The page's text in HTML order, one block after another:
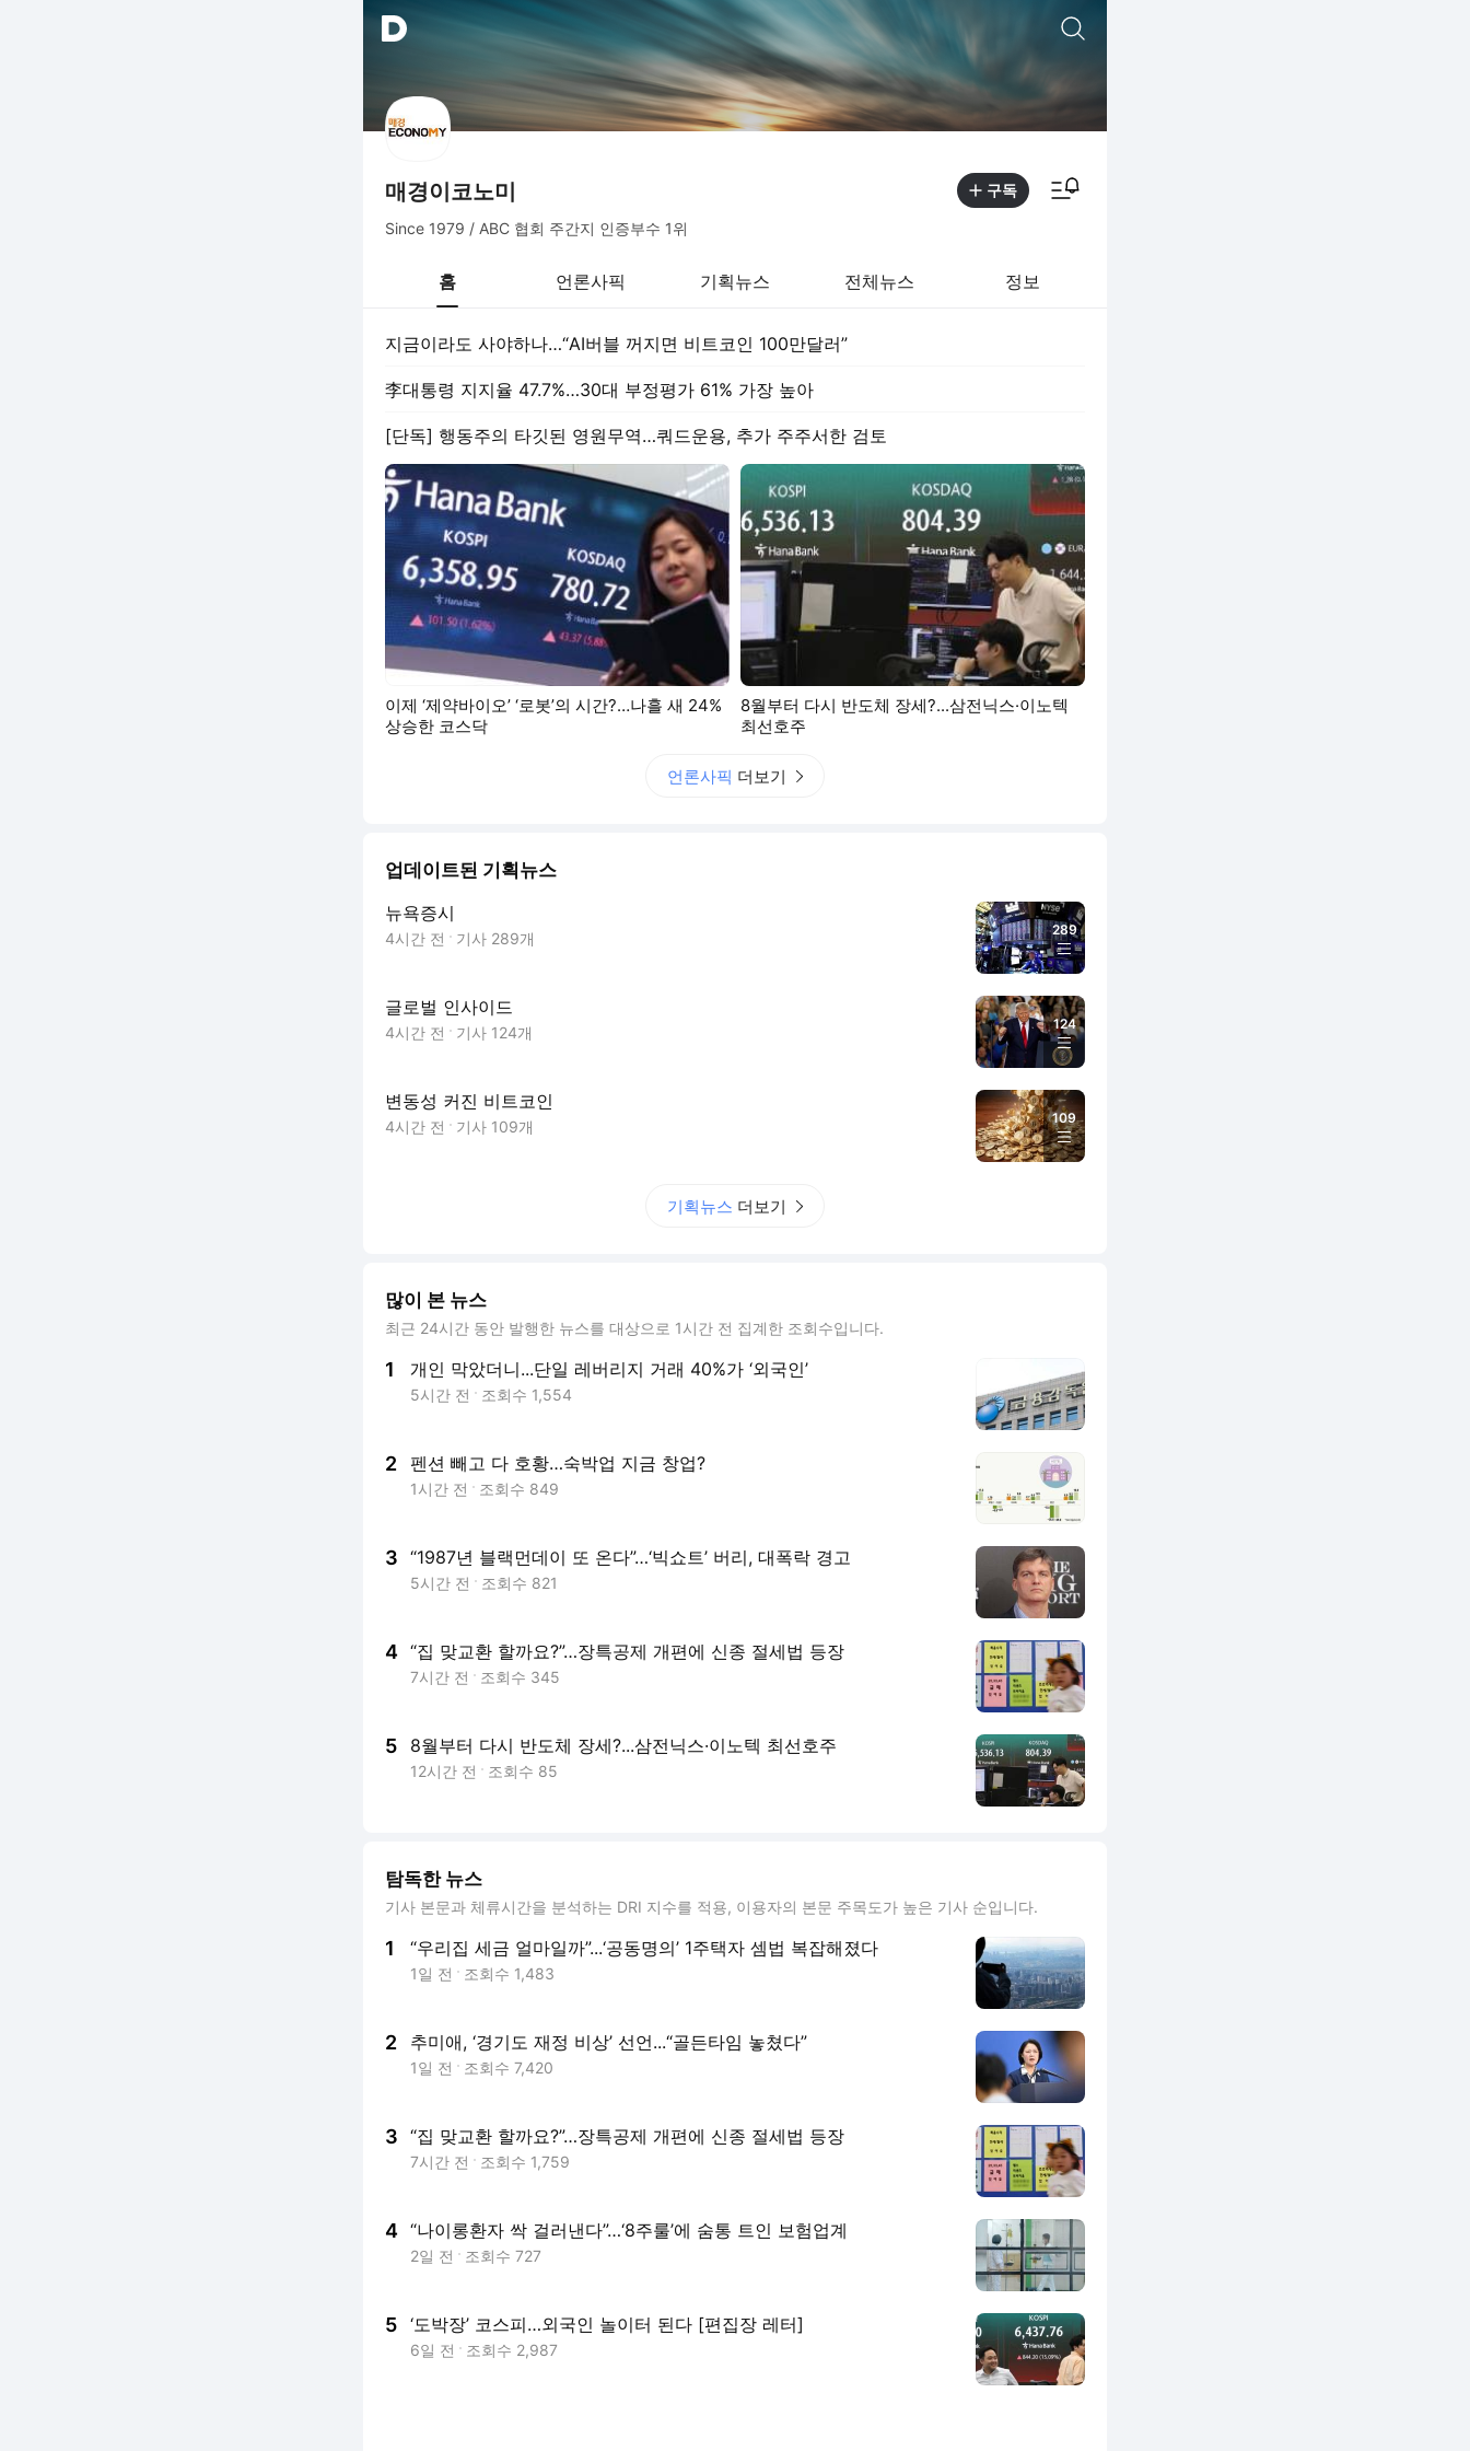
매경이코노미 구독
Since 1979 / ABC 협회 주간지 인증부수 1위
홈 언론사픽 기획뉴스 전체뉴스 정보
지금이라도 사야하나…“AI버블 꺼지면 비트코인 100만달러”
李대통령 지지율 47.7%…30대 부정평가 61% 가장 높아
[단독] 행동주의 타깃된 영원무역…쿼드운용, 추가 주주서한 검토
이제 ‘제약바이오’ ‘로봇’의 시간?…나흘 새 24%
상승한 코스닥
8월부터 다시 반도체 장세?...삼전닉스·이노텍
최선호주
언론사픽 더보기
업데이트된 기획뉴스
뉴욕증시
4시간 전 기사 289개 289
글로벌 인사이드
4시간 전 기사 124개 124
변동성 커진 비트코인
4시간 전 기사 109개 109
기획뉴스 더보기
많이 본 뉴스
최근 24시간 동안 발행한 뉴스를 대상으로 1시간 전 집계한 조회수입니다.
1 개인 막았더니...단일 레버리지 거래 40%가 ‘외국인’
5시간 전 조회수 1,554
2 펜션 빼고 다 호황…숙박업 지금 창업?
1시간 전 조회수 849
3 “1987년 블랙먼데이 또 온다”…‘빅쇼트’ 버리, 대폭락 경고
5시간 전 조회수 821
4 “집 맞교환 할까요?”…장특공제 개편에 신종 절세법 등장
7시간 전 조회수 345
5 8월부터 다시 반도체 장세?...삼전닉스·이노텍 최선호주
12시간 전 조회수 85
탐독한 뉴스
기사 본문과 체류시간을 분석하는 DRI 지수를 적용, 이용자의 본문 주목도가 높은 기사 순입니다.
1 “우리집 세금 얼마일까”...‘공동명의’ 1주택자 셈법 복잡해졌다
1일 전 조회수 1,483
2 추미애, ‘경기도 재정 비상’ 선언...“골든타임 놓쳤다”
1일 전 조회수 7,420
3 “집 맞교환 할까요?”…장특공제 개편에 신종 절세법 등장
7시간 전 조회수 1,759
4 “나이롱환자 싹 걸러낸다”…‘8주룰’에 숨통 트인 보험업계
2일 전 조회수 727
5 ‘도박장’ 코스피…외국인 놀이터 된다 [편집장 레터]
6일 전 조회수 2,987